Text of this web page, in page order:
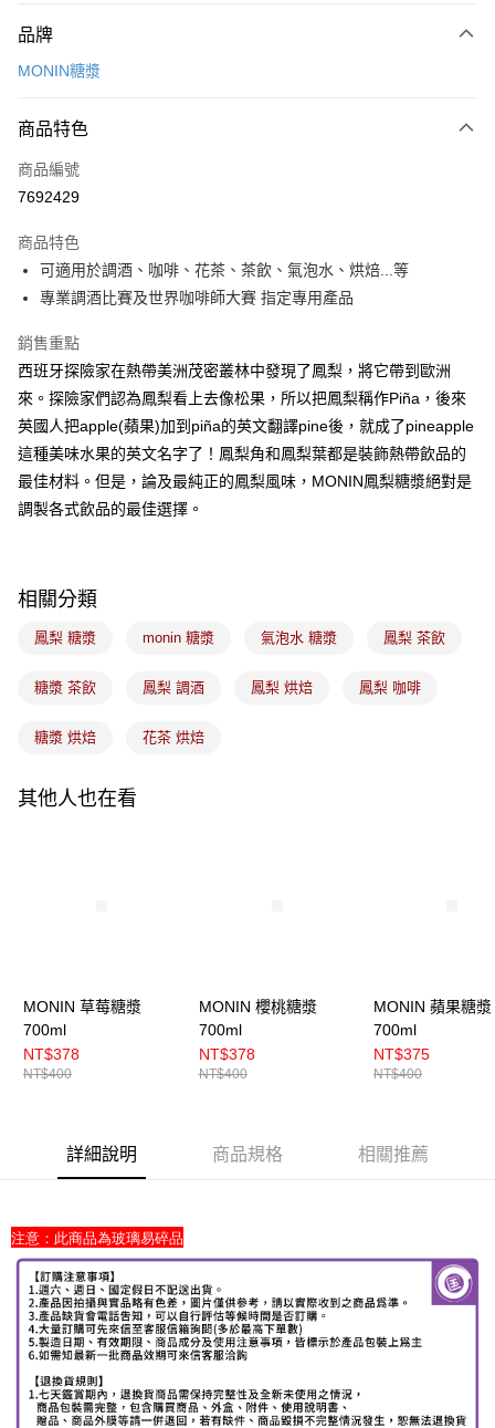
信用卡一次付款
Apple Pay
悠遊付
全盈+PAY
ATM付款
運送方式
7-11取貨(5kg以內，尺寸不超過90cm)
常溫宅配-(限重20kg以下)
每筆NT$100，滿NT$1,500(含以上)免運費
品牌
MONIN糖漿
商品特色
商品編號
7692429
商品特色
可適用於調酒、咖啡、花茶、茶飲、氣泡水、烘焙...等
專業調酒比賽及世界咖啡師大賽 指定專用產品
銷售重點
西班牙探險家在熱帶美洲茂密叢林中發現了鳳梨，將它帶到歐洲
來。探險家們認為鳳梨看上去像松果，所以把鳳梨稱作Piña，後來
英國人把apple(蘋果)加到piña的英文翻譯pine後，就成了pineapple
這種美味水果的英文名字了！鳳梨角和鳳梨葉都是裝飾熱帶飲品的
最佳材料。但是，論及最純正的鳳梨風味，MONIN鳳梨糖漿絕對是
調製各式飲品的最佳選擇。
相關分類
鳳梨 糖漿 monin 糖漿 氣泡水 糖漿 鳳梨 茶飲
糖漿 茶飲 鳳梨 調酒 鳳梨 烘焙 鳳梨 咖啡
糖漿 烘焙 花茶 烘焙
其他人也在看
MONIN 草莓糖漿
700ml
NT$378
NT$400
MONIN 櫻桃糖漿
700ml
NT$378
NT$400
MONIN 蘋果糖漿
700ml
NT$375
NT$400
詳細說明 商品規格 相關推薦
注意：此商品為玻璃易碎品